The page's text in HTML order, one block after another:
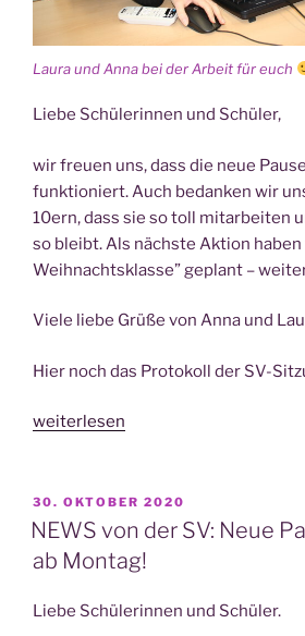
Lau­ra und Anna bei der Arbeit für euch
Lie­be Schü­le­rin­nen und Schüler,
wir freu­en uns, dass die neue
funk­tio­niert. Auch bedan­ken wir
10ern, dass sie so toll mit­ar­bei­ten
so bleibt. Als nächs­te Akti­on
Weih­nachts­klas­se” geplant –
Vie­le lie­be Grü­ße von Anna und
Hier noch das Pro­to­koll der SV-
„NEWS
SV:
Neue
Aktio­
geplant“
weiterlesen
VERÖFFENTLICHT
AM
30. OKTOBER 2020
NEWS von der SV: Neue
ab Montag!
Lie­be Schü­le­rin­nen und Schüler.